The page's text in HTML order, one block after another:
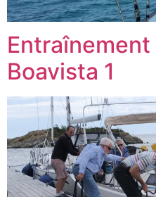
Boavista 1